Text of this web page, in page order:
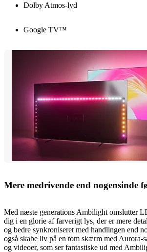
Dolby Atmos-lyd
Google TV™
Mere medrivende end nogensinde
Med næste generations Ambilight omslutter
dig i en glorie af farverigt lys, der er mere
og bedre synkroniseret med handlingen end
også skabe liv på en tom skærm med Aurora-
og videoer, som ser fantastiske ud med